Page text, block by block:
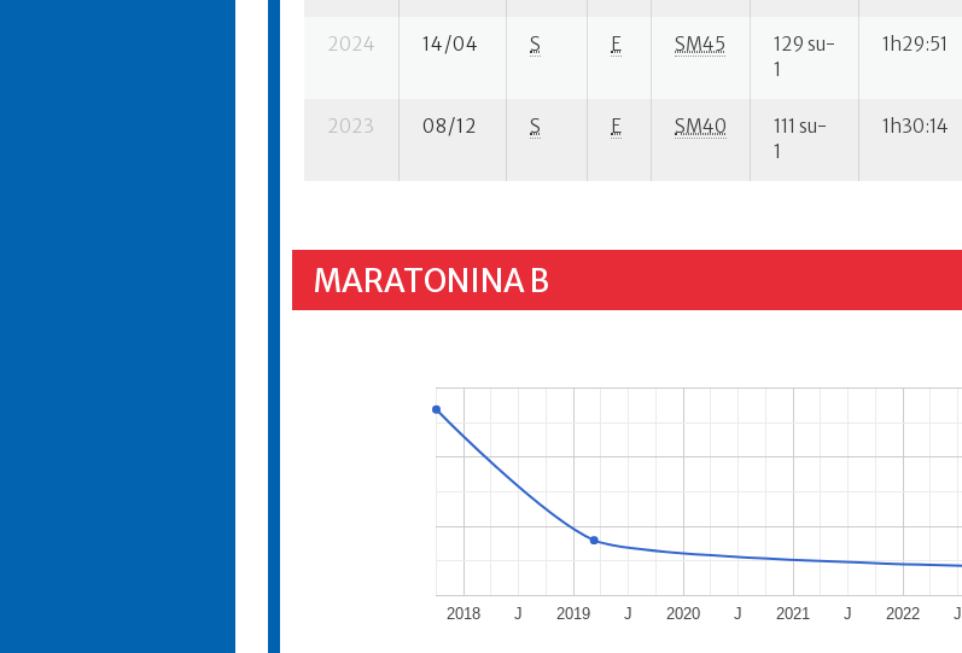
2024 14/04 S E SM45
129 su-
1
1h29:51
2023 08/12 S E SM40
111 su-
1
1h30:14
MARATONINA B
2018 2019 2020 2021 2022
J J J J J